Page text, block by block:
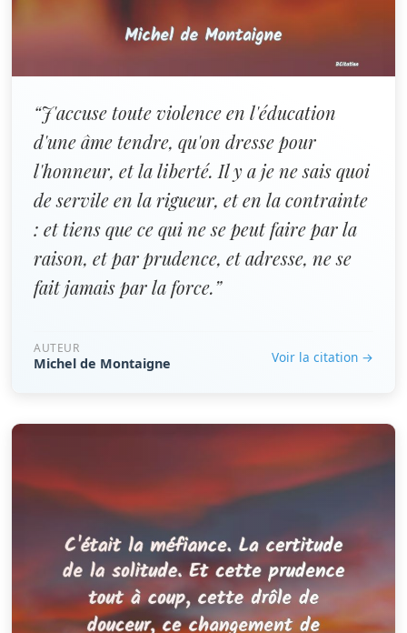
“J'accuse toute violence en l'éducation
d'une âme tendre, qu'on dresse pour
l'honneur, et la liberté. Il y a je ne sais quoi
de servile en la rigueur, et en la contrainte
: et tiens que ce qui ne se peut faire par la
raison, et par prudence, et adresse, ne se
fait jamais par la force.”
AUTEUR
Michel de Montaigne Voir la citation →